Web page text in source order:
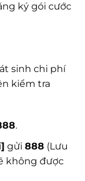
ký gói cước
sinh chi phí
kiểm tra
.
gửi 888 (Lưu
không được